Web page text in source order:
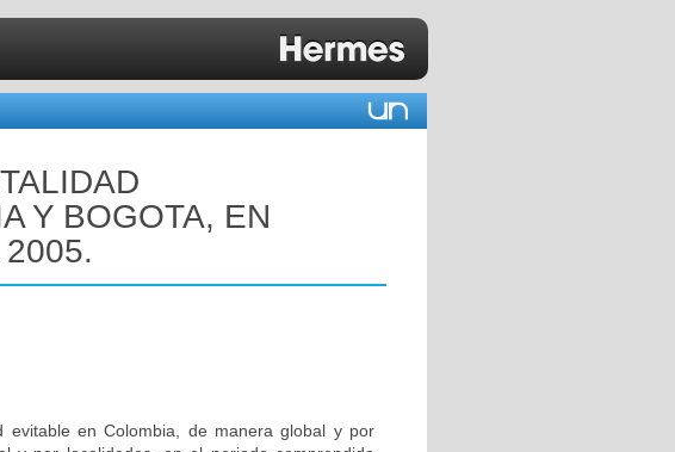
Y BOGOTA, EN
evitable en Colombia, de manera global y por